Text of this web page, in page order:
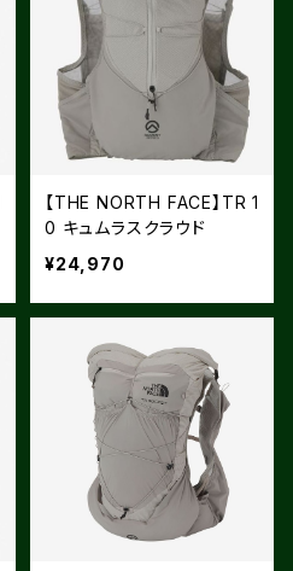
【THE NORTH FACE】TR 1
0 キュムラスクラウド
¥24,970